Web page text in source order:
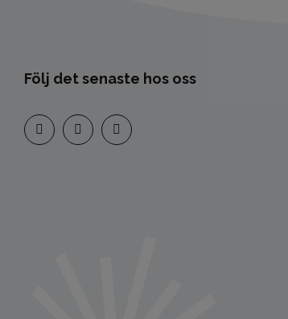
Följ det senaste hos oss